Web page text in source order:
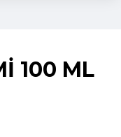
100 ML